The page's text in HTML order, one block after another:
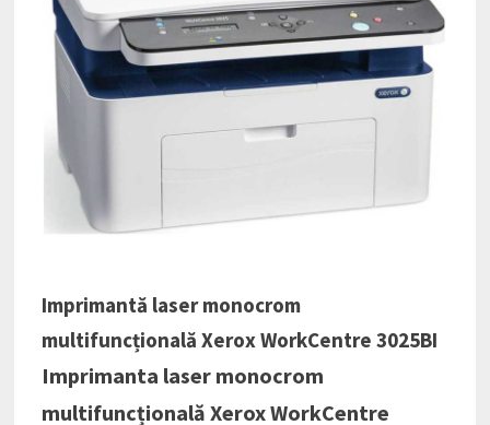
Imprimantă laser monocrom
multifuncțională Xerox WorkCentre 3025BI
Imprimanta laser monocrom
multifuncțională Xerox WorkCentre